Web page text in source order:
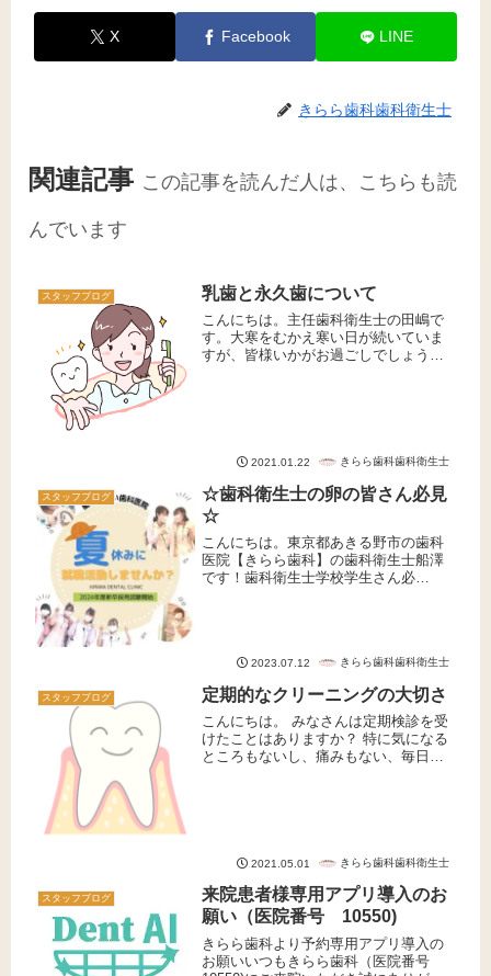
X Facebook LINE
きらら歯科歯科衛生士
関連記事 この記事を読んだ人は、こちらも読
んでいます
スタッフブログ 乳歯と永久歯について
こんにちは。主任歯科衛生士の田嶋で
す。大寒をむかえ寒い日が続いていま
すが、皆様いかがお過ごしでしょう
2021.01.22 きらら歯科歯科衛生士
スタッフブログ
☆歯科衛生士の卵の皆さん必見
☆
こんにちは。東京都あきる野市の歯科
医院【きらら歯科】の歯科衛生士船澤
です！歯科衛生士学校学生さん必
2023.07.12 きらら歯科歯科衛生士
スタッフブログ 定期的なクリーニングの大切さ
こんにちは。 みなさんは定期検診を受
けたことはありますか？ 特に気になる
ところもないし、痛みもない、毎日ブ
2021.05.01 きらら歯科歯科衛生士
スタッフブログ
来院患者様専用アプリ導入のお
願い（医院番号 10550)
きらら歯科より予約専用アプリ導入の
お願いいつもきらら歯科（医院番号